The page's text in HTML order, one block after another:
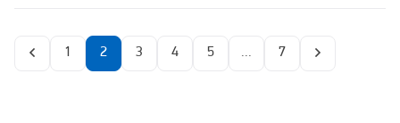
1 2 3 4 5 ... 7